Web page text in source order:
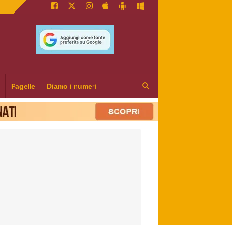
Pagelle Diamo i numeri